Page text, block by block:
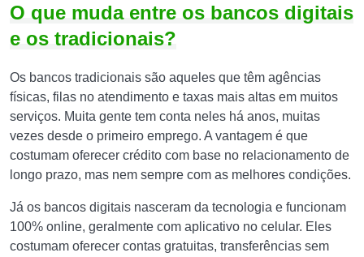
O que muda entre os bancos digitais
e os tradicionais?
Os bancos tradicionais são aqueles que têm agências
físicas, filas no atendimento e taxas mais altas em muitos
serviços. Muita gente tem conta neles há anos, muitas
vezes desde o primeiro emprego. A vantagem é que
costumam oferecer crédito com base no relacionamento de
longo prazo, mas nem sempre com as melhores condições.
Já os bancos digitais nasceram da tecnologia e funcionam
100% online, geralmente com aplicativo no celular. Eles
costumam oferecer contas gratuitas, transferências sem